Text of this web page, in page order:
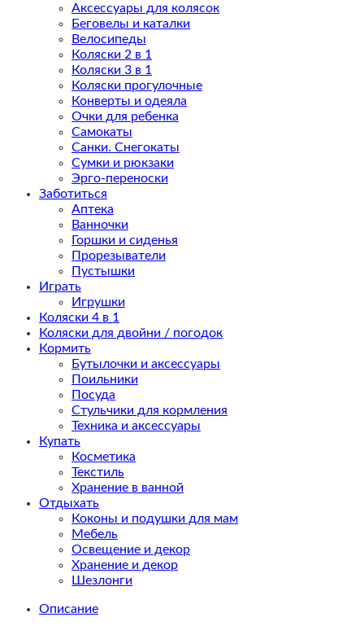
Аксессуары для колясок
Беговелы и каталки
Велосипеды
Коляски 2 в 1
Коляски 3 в 1
Коляски прогулочные
Конверты и одеяла
Очки для ребенка
Самокаты
Санки. Снегокаты
Сумки и рюкзаки
Эрго-переноски
Заботиться
Аптека
Ванночки
Горшки и сиденья
Прорезыватели
Пустышки
Играть
Игрушки
Коляски 4 в 1
Коляски для двойни / погодок
Кормить
Бутылочки и аксессуары
Поильники
Посуда
Стульчики для кормления
Техника и аксессуары
Купать
Косметика
Текстиль
Хранение в ванной
Отдыхать
Коконы и подушки для мам
Мебель
Освещение и декор
Хранение и декор
Шезлонги
Описание